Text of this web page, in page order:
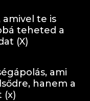
te is
teheted a
(X)
ami
hanem a
(x)